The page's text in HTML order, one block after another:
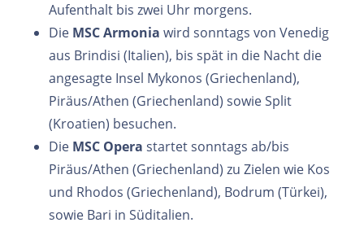
Aufenthalt bis zwei Uhr morgens.
Die MSC Armonia wird sonntags von Venedig
aus Brindisi (Italien), bis spät in die Nacht die
angesagte Insel Mykonos (Griechenland),
Piräus/Athen (Griechenland) sowie Split
(Kroatien) besuchen.
Die MSC Opera startet sonntags ab/bis
Piräus/Athen (Griechenland) zu Zielen wie Kos
und Rhodos (Griechenland), Bodrum (Türkei),
sowie Bari in Süditalien.